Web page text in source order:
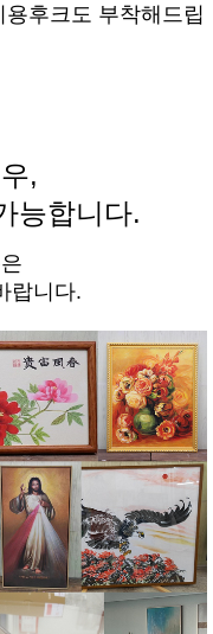
후크도 부착해드립
,
능합니다.
랍니다.